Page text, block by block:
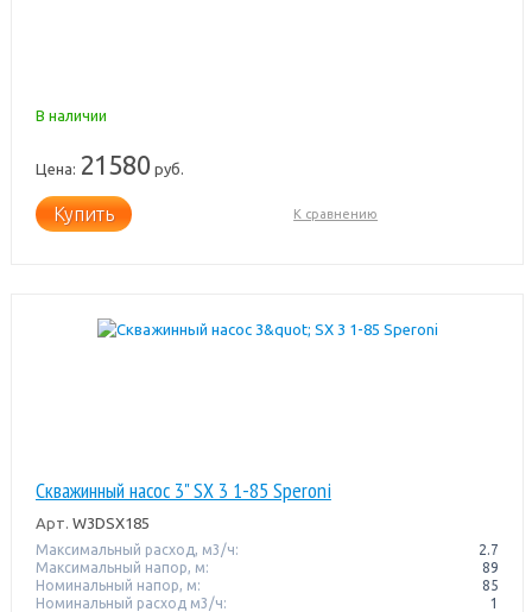
В наличии
Цена: 21580 руб.
Купить К сравнению
Скважинный насос 3" SX 3 1-85 Speroni
Арт. W3DSX185
Максимальный расход, м3/ч:
2.7
Максимальный напор, м:
89
Номинальный напор, м:
85
Номинальный расход м3/ч:
1